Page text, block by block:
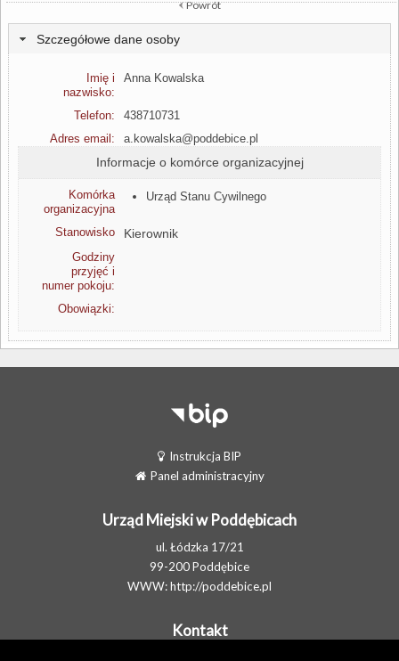
Powrót
Szczegółowe dane osoby
Imię i
nazwisko:
Anna Kowalska
Telefon:
438710731
Adres email:
a.kowalska@poddebice.pl
Informacje o komórce organizacyjnej
Komórka
organizacyjna
Urząd Stanu Cywilnego
Stanowisko Kierownik
Godziny
przyjęć i
numer pokoju:
Obowiązki:
Instrukcja BIP
Panel administracyjny
Urząd Miejski w Poddębicach
ul. Łódzka 17/21
99-200 Poddębice
WWW:http://poddebice.pl
Kontakt